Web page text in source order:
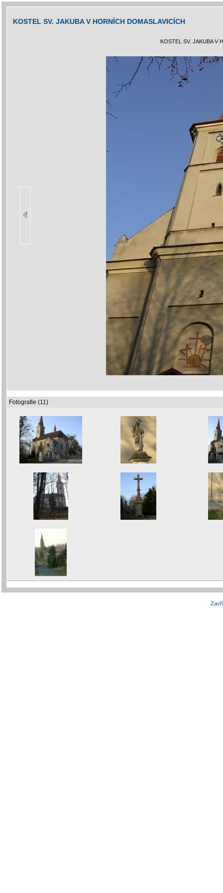
KOSTEL SV. JAKUBA V HORNÍCH DOMASLAVICÍCH
KOSTEL SV. JAKUBA V
Fotografie (11)